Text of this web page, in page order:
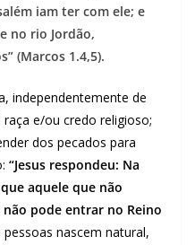
iam ter com ele; e
no rio Jordão,
(Marcos 1.4,5).
independentemente de
e/ou credo religioso;
dos pecados para
“Jesus respondeu: Na
aquele que não
pode entrar no Reino
pessoas nascem natural,